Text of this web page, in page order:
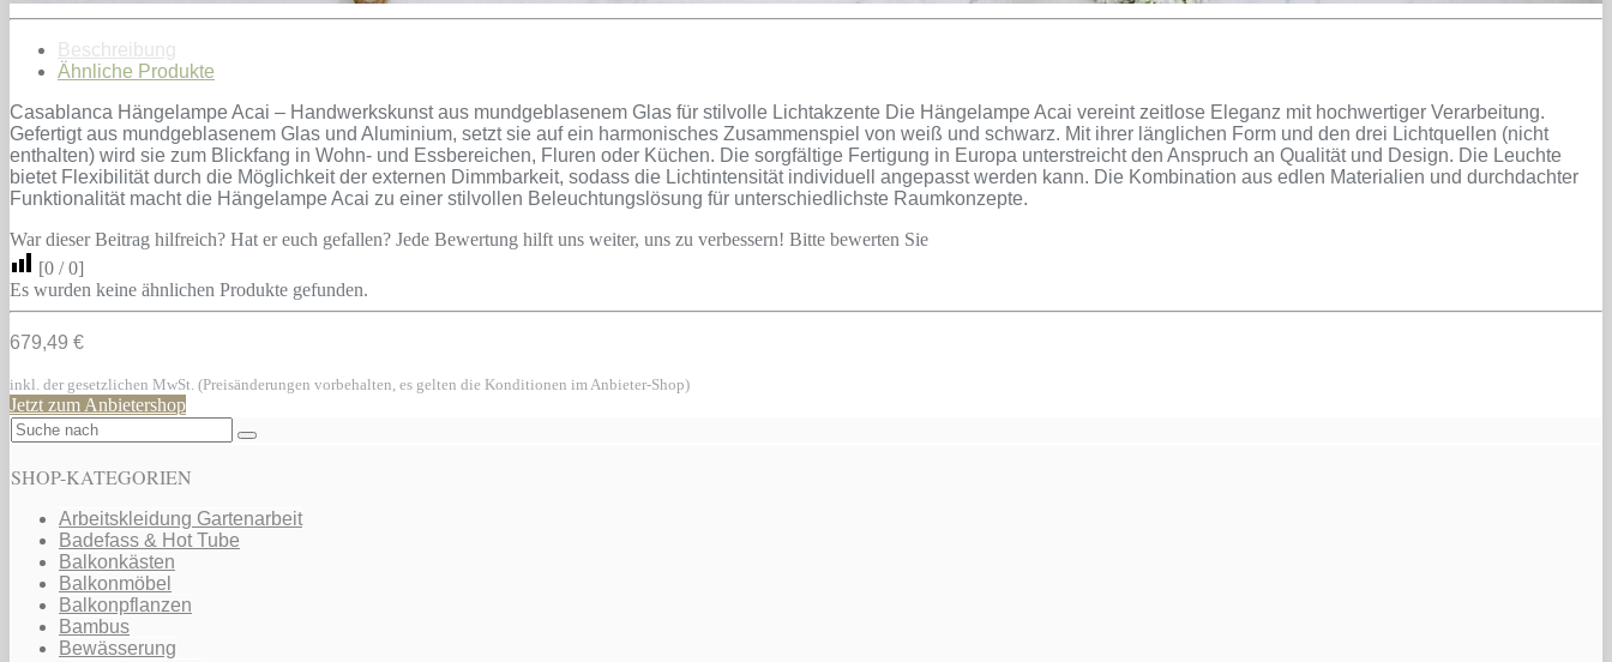
Beschreibung
Ähnliche Produkte
Casablanca Hängelampe Acai – Handwerkskunst aus mundgeblasenem Glas für stilvolle Lichtakzente Die Hängelampe Acai vereint zeitlose Eleganz mit hochwertiger Verarbeitung.
Gefertigt aus mundgeblasenem Glas und Aluminium, setzt sie auf ein harmonisches Zusammenspiel von weiß und schwarz. Mit ihrer länglichen Form und den drei Lichtquellen (nicht
enthalten) wird sie zum Blickfang in Wohn- und Essbereichen, Fluren oder Küchen. Die sorgfältige Fertigung in Europa unterstreicht den Anspruch an Qualität und Design. Die Leuchte
bietet Flexibilität durch die Möglichkeit der externen Dimmbarkeit, sodass die Lichtintensität individuell angepasst werden kann. Die Kombination aus edlen Materialien und durchdachter
Funktionalität macht die Hängelampe Acai zu einer stilvollen Beleuchtungslösung für unterschiedlichste Raumkonzepte.
War dieser Beitrag hilfreich? Hat er euch gefallen? Jede Bewertung hilft uns weiter, uns zu verbessern! Bitte bewerten Sie
[0 /0]
Es wurden keine ähnlichen Produkte gefunden.
679,49 €
inkl. der gesetzlichen MwSt. (Preisänderungen vorbehalten, es gelten die Konditionen im Anbieter-Shop)
Jetzt zum Anbietershop
SHOP-KATEGORIEN
Arbeitskleidung Gartenarbeit
Badefass & Hot Tube
Balkonkästen
Balkonmöbel
Balkonpflanzen
Bambus
Bewässerung